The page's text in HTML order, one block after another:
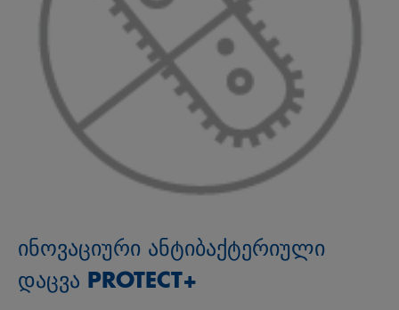
ინოვაციური ანტიბაქტერიული
დაცვა PROTECT+